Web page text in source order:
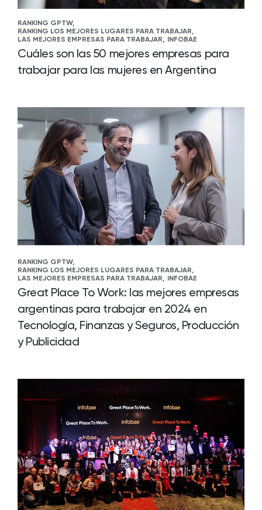
RANKING GPTW,
RANKING LOS MEJORES LUGARES PARA TRABAJAR,
LAS MEJORES EMPRESAS PARA TRABAJAR, INFOBAE
Cuáles son las 50 mejores empresas para
trabajar para las mujeres en Argentina
RANKING GPTW,
RANKING LOS MEJORES LUGARES PARA TRABAJAR,
LAS MEJORES EMPRESAS PARA TRABAJAR, INFOBAE
Great Place To Work: las mejores empresas
argentinas para trabajar en 2024 en
Tecnología, Finanzas y Seguros, Producción
y Publicidad